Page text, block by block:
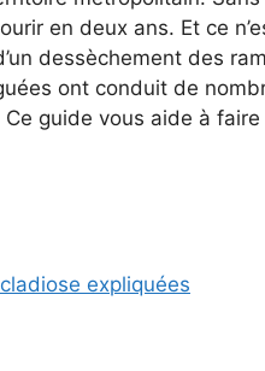
en deux ans. Et ce
dessèchement des
ont conduit de
guide vous aide à
expliquées